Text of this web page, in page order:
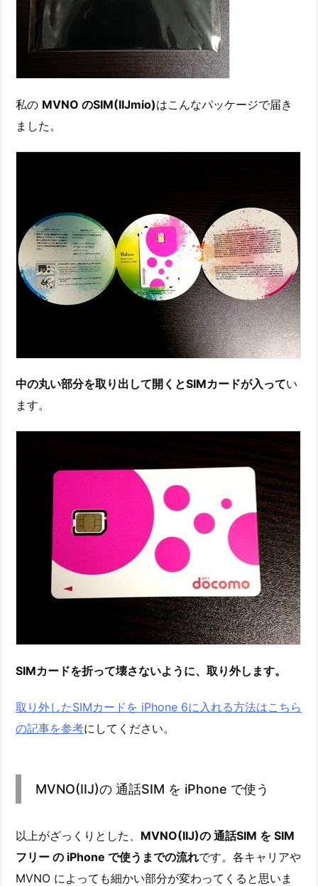
私の MVNO のSIM(IIJmio)はこんなパッケージで届き
ました。
中の丸い部分を取り出して開くとSIMカードが入ってい
ます。
SIMカードを折って壊さないように、取り外します。
取り外したSIMカードを iPhone 6に入れる方法はこちら
の記事を参考にしてください。
MVNO(IIJ)の 通話SIM を iPhone で使う
以上がざっくりとした、 MVNO(IIJ)の 通話SIM を SIM
フリー の iPhone で使うまでの流れです。各キャリアや
MVNO によっても細かい部分が変わってくると思いま